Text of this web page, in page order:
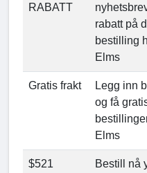
RABATT
rabatt på
bestilling
Elms
Gratis frakt
Legg inn
og få
Elms
$521
Bestill nå